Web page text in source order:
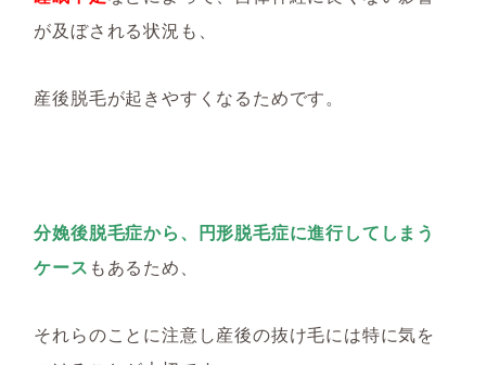
が及ぼされる状況も、
産後脱毛が起きやすくなるためです。
分娩後脱毛症から、円形脱毛症に進行してしまう
ケース もあるため、
それらのことに注意し産後の抜け毛には特に気を